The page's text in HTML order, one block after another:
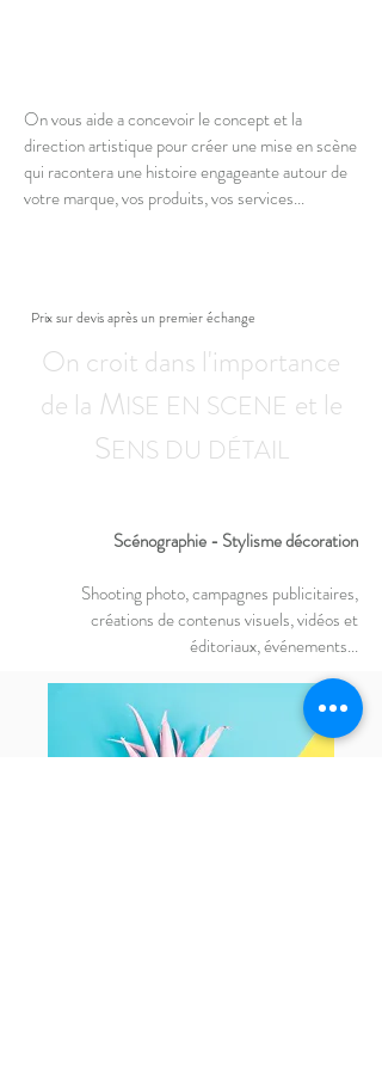
On vous aide a concevoir le concept et la
direction artistique pour créer une mise en scène
qui racontera une histoire engageante autour de
votre marque, vos produits, vos services...
Prix sur devis après un premier échange
On croit dans l'importance
de la MISE EN SCENE et le
SENS DU DÉTAIL
Scénographie - Stylisme décoration
Shooting photo, campagnes publicitaires,
créations de contenus visuels, vidéos et
éditoriaux, événements...